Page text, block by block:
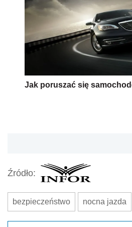
Jak poruszać się
Źródło:
bezpieczeństwo nocna jazda